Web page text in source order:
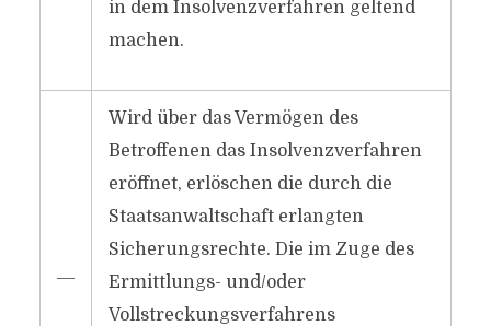
in dem Insolvenzverfahren geltend
machen.
―
Wird über das Vermögen des
Betroffenen das Insolvenzverfahren
eröffnet, erlöschen die durch die
Staatsanwaltschaft erlangten
Sicherungsrechte. Die im Zuge des
Ermittlungs- und/​oder
Vollstreckungsverfahrens